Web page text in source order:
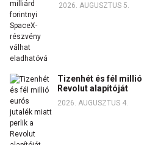
2026. AUGUSZTUS 5.
Tizenhét és fél
Revolut alapítóját
2026. AUGUSZTUS 4.